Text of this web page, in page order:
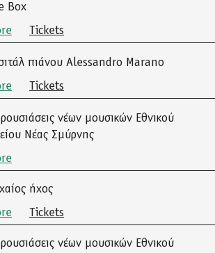
Box
Tickets
πιάνου Alessandro Marano
Tickets
νέων μουσικών Εθνικού
Νέας Σμύρνης
ήχος
Tickets
νέων μουσικών Εθνικού